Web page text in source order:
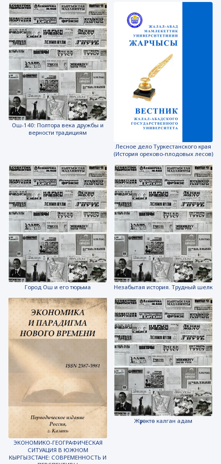
Ош-140: Полтора века дружбы и
верности традициям
Лесное дело Туркестанского края
(История орехово-плодовых лесов)
Город Ош и его тюрьма Незабытая история. Трудный шелк
ЭКОНОМИКО-ГЕОГРАФИЧЕСКАЯ
СИТУАЦИЯ В ЮЖНОМ
КЫРГЫЗСТАНЕ: СОВРЕМЕННОСТЬ И
Жүрөктө калган адам